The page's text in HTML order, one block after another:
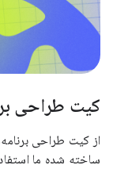
کیت طراحی
از کیت طراحی